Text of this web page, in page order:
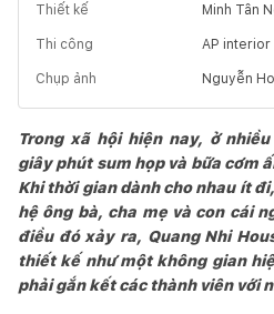
Thiết kế Minh Tân
Thi công AP interior
Chụp ảnh Nguyễn
Trong xã hội hiện nay, ở
giây phút sum họp và bữa cơm
Khi thời gian dành cho nhau ít
hệ ông bà, cha mẹ và con cái
điều đó xảy ra, Quang Nhi
thiết kế như một không gian
phải gắn kết các thành viên với